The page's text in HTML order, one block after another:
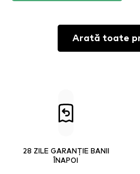
Arată toate
28 ZILE GARANȚIE BANII
ÎNAPOI